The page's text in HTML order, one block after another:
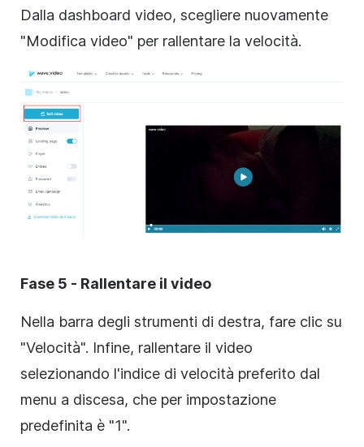
Dalla dashboard video, scegliere nuovamente
"Modifica video" per rallentare la velocità.
Fase 5 - Rallentare il video
Nella barra degli strumenti di destra, fare clic su
"Velocità". Infine, rallentare il video
selezionando l'indice di velocità preferito dal
menu a discesa, che per impostazione
predefinita è "1".